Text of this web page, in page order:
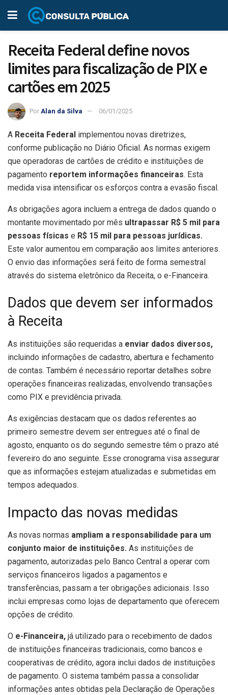
Receita Federal define novos
limites para fiscalização de PIX e
cartões em 2025
Por Alan da Silva 06/01/2025
A Receita Federal implementou novas diretrizes,
conforme publicação no Diário Oficial. As normas exigem
que operadoras de cartões de crédito e instituições de
pagamento reportem informações financeiras. Esta
medida visa intensificar os esforços contra a evasão fiscal.
As obrigações agora incluem a entrega de dados quando o
montante movimentado por mês ultrapassar R$ 5 mil para
pessoas físicas e R$ 15 mil para pessoas jurídicas.
Este valor aumentou em comparação aos limites anteriores.
O envio das informações será feito de forma semestral
através do sistema eletrônico da Receita, o e-Financeira.
Dados que devem ser informados
à Receita
As instituições são requeridas a enviar dados diversos,
incluindo informações de cadastro, abertura e fechamento
de contas. Também é necessário reportar detalhes sobre
operações financeiras realizadas, envolvendo transações
como PIX e previdência privada.
As exigências destacam que os dados referentes ao
primeiro semestre devem ser entregues até o final de
agosto, enquanto os do segundo semestre têm o prazo até
fevereiro do ano seguinte. Esse cronograma visa assegurar
que as informações estejam atualizadas e submetidas em
tempos adequados.
Impacto das novas medidas
As novas normas ampliam a responsabilidade para um
conjunto maior de instituições. As instituições de
pagamento, autorizadas pelo Banco Central a operar com
serviços financeiros ligados a pagamentos e
transferências, passam a ter obrigações adicionais. Isso
inclui empresas como lojas de departamento que oferecem
opções de crédito.
O e-Financeira, já utilizado para o recebimento de dados
de instituições financeiras tradicionais, como bancos e
cooperativas de crédito, agora inclui dados de instituições
de pagamento. O sistema também passa a consolidar
informações antes obtidas pela Declaração de Operações